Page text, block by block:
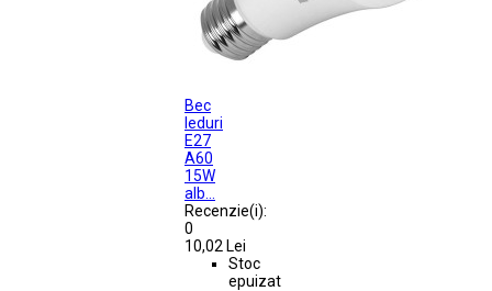
Bec
leduri
E27
A60
15W
alb...
Recenzie(i):
0
10,02 Lei
Stoc
epuizat